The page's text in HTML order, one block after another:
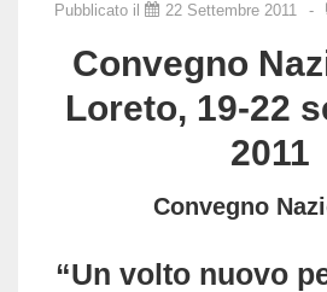
Pubblicato il 22 Settembre 2011
Convegno
Loreto, 19-22
2011
Convegno
“Un volto nuovo